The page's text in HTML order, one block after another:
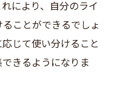
により、自分のライ
ことができるでしょ
じて使い分けること
きるようになりま